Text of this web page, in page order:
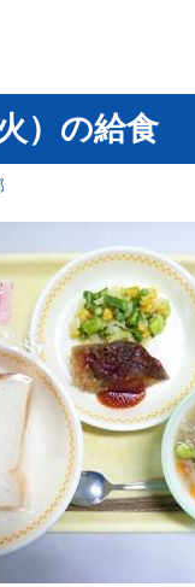
）の給食